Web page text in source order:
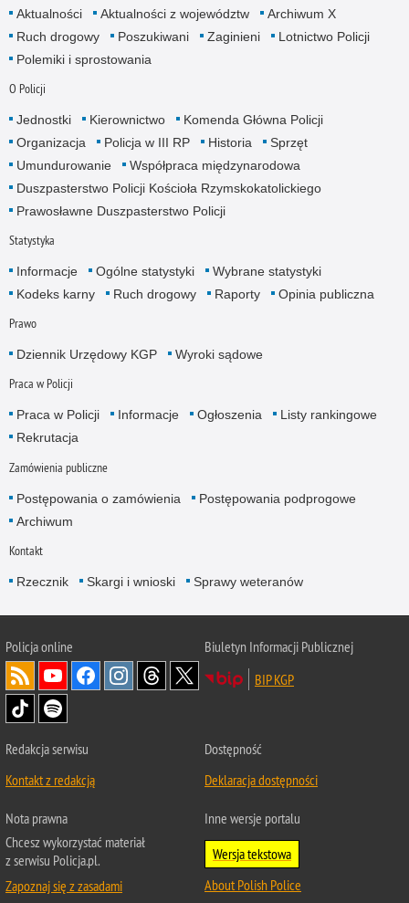
Aktualności Aktualności z województw
Archiwum X
Ruch drogowy
Poszukiwani Zaginieni
Lotnictwo Policji
Polemiki i sprostowania
O Policji
Jednostki Kierownictwo
Komenda Główna Policji
Organizacja
Policja w III RP Historia
Sprzęt
Umundurowanie
Współpraca międzynarodowa
Duszpasterstwo Policji Kościoła Rzymskokatolickiego
Prawosławne Duszpasterstwo Policji
Statystyka
Informacje Ogólne statystyki
Wybrane statystyki
Kodeks karny
Ruch drogowy Raporty Opinia publiczna
Prawo
Dziennik Urzędowy KGP Wyroki sądowe
Praca w Policji
Praca w Policji Informacje Ogłoszenia
Listy rankingowe
Rekrutacja
Zamówienia publiczne
Postępowania o zamówienia
Postępowania podprogowe
Archiwum
Kontakt
Rzecznik Skargi i wnioski Sprawy weteranów
Policjaonline
Biuletyn Informacji Publicznej
BIP KGP
Redakcja serwisu
Kontakt z redakcją
Dostępność
Deklaracja dostępności
Nota prawna
Chcesz wykorzystać materiał
z serwisu Policja.pl.
Zapoznaj się z zasadami
Inne wersje portalu
Wersja tekstowa
About Polish Police